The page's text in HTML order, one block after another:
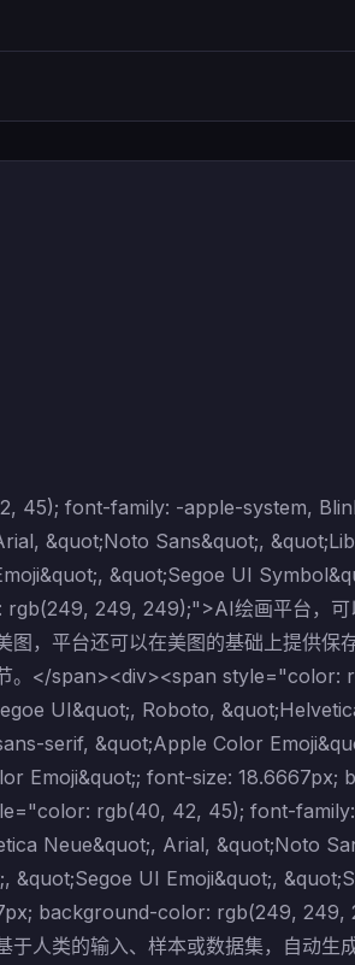
45); font-family: -apple-system,
&quot;Noto Sans&quot;,
&quot;Segoe UI
249, 249);">AI绘画平台，可
图，平台还可以在美图的基础上提供
节。</span><div><span
UI&quot;, Roboto,
serif, &quot;Apple Color
Emoji&quot;; font-size:
rgb(40, 42, 45); font-
Neue&quot;, Arial, &quot;Noto
&quot;Segoe UI Emoji&quot;,
background-color: rgb(249, 249,
于人类的输入、样本或数据集，自动生